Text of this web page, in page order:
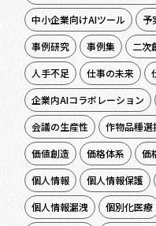
中小企業向けAIツール
予
事例研究
事例集 二次
人手不足
仕事の未来
企業内AIコラボレーション
会議の生産性
作物品種選
価値創造
価格体系 価
個人情報
個人情報保護
個人情報漏洩
個別化医療